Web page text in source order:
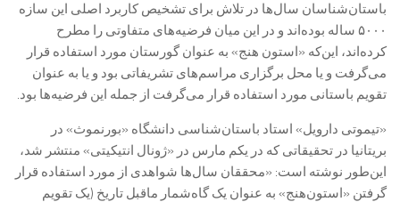
باستان‌شناسان سال‌ها در تلاش برای تشخیص کاربرد اصلی این سازه
۵۰۰۰ ساله بوده‌اند و در این میان فرضیه‌های متفاوتی را مطرح
کرده‌اند، این‌که «استون هنج» به عنوان گورستان مورد استفاده قرار
می‌گرفت و یا محل برگزاری مراسم‌های تشریفاتی بود و یا به عنوان
تقویم باستانی مورد استفاده قرار می‌گرفت از جمله این فرضیه‌ها بود.
«تیموتی دارویل» استاد باستان‌شناسی دانشگاه «بورنموث» در
بریتانیا در تحقیقاتی که در یکم مارس در «ژونال انتیکیتی» منتشر شد،
این‌طور نوشته است: «محققان سال‌ها شواهدی از مورد استفاده قرار
گرفتن «استون‌هنج» به عنوان یک گاه‌شمار ماقبل تاریخ (یک تقویم